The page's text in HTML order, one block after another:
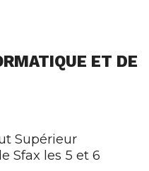
ET DE
Supérieur
Sfax les 5 et 6